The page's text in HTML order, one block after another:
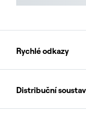
Rychlé odkazy
Distribuční